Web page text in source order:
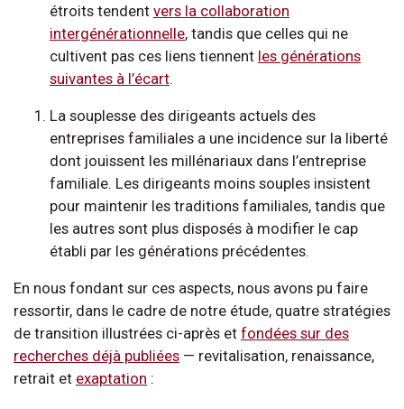
étroits tendent vers la collaboration
intergénérationnelle, tandis que celles qui ne
cultivent pas ces liens tiennent les générations
suivantes à l’écart.
La souplesse des dirigeants actuels des
entreprises familiales a une incidence sur la liberté
dont jouissent les millénariaux dans l’entreprise
familiale. Les dirigeants moins souples insistent
pour maintenir les traditions familiales, tandis que
les autres sont plus disposés à modifier le cap
établi par les générations précédentes.
En nous fondant sur ces aspects, nous avons pu faire
ressortir, dans le cadre de notre étude, quatre stratégies
de transition illustrées ci-après et fondées sur des
recherches déjà publiées — revitalisation, renaissance,
retrait et exaptation :